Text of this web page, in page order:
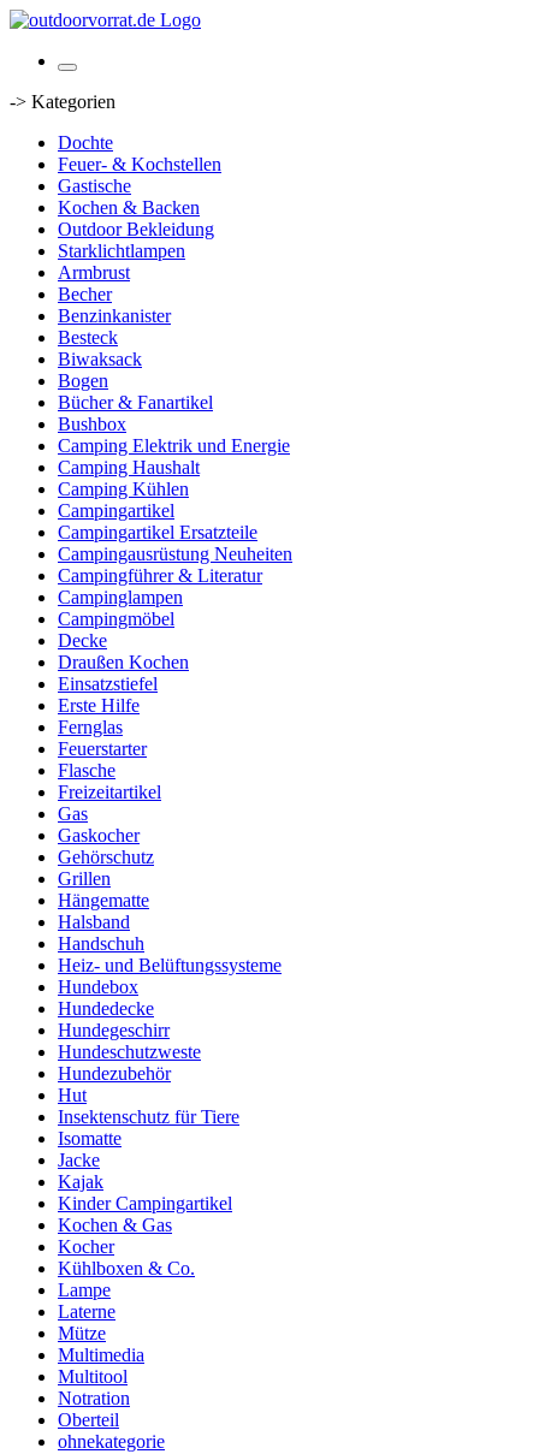
-> Kategorien
Dochte
Feuer- & Kochstellen
Gastische
Kochen & Backen
Outdoor Bekleidung
Starklichtlampen
Armbrust
Becher
Benzinkanister
Besteck
Biwaksack
Bogen
Bücher & Fanartikel
Bushbox
Camping Elektrik und Energie
Camping Haushalt
Camping Kühlen
Campingartikel
Campingartikel Ersatzteile
Campingausrüstung Neuheiten
Campingführer & Literatur
Campinglampen
Campingmöbel
Decke
Draußen Kochen
Einsatzstiefel
Erste Hilfe
Fernglas
Feuerstarter
Flasche
Freizeitartikel
Gas
Gaskocher
Gehörschutz
Grillen
Hängematte
Halsband
Handschuh
Heiz- und Belüftungssysteme
Hundebox
Hundedecke
Hundegeschirr
Hundeschutzweste
Hundezubehör
Hut
Insektenschutz für Tiere
Isomatte
Jacke
Kajak
Kinder Campingartikel
Kochen & Gas
Kocher
Kühlboxen & Co.
Lampe
Laterne
Mütze
Multimedia
Multitool
Notration
Oberteil
ohnekategorie